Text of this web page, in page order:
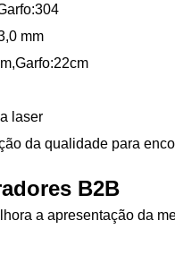
mm
laser
da qualidade para
B2B
a apresentação da